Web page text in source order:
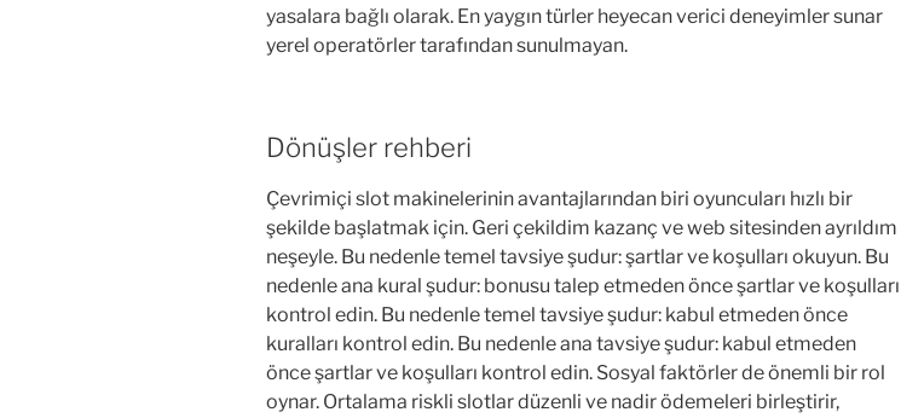
yasalara bağlı olarak. En yaygın türler heyecan verici deneyimler sunar
yerel operatörler tarafından sunulmayan.
Dönüşler rehberi
Çevrimiçi slot makinelerinin avantajlarından biri oyuncuları hızlı bir
şekilde başlatmak için. Geri çekildim kazanç ve web sitesinden ayrıldım
neşeyle. Bu nedenle temel tavsiye şudur: şartlar ve koşulları okuyun. Bu
nedenle ana kural şudur: bonusu talep etmeden önce şartlar ve koşulları
kontrol edin. Bu nedenle temel tavsiye şudur: kabul etmeden önce
kuralları kontrol edin. Bu nedenle ana tavsiye şudur: kabul etmeden
önce şartlar ve koşulları kontrol edin. Sosyal faktörler de önemli bir rol
oynar. Ortalama riskli slotlar düzenli ve nadir ödemeleri birleştirir,